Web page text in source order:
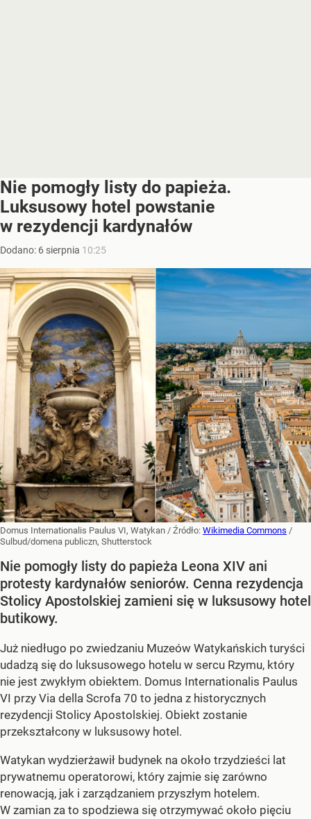
Nie pomogły listy do papieża.
Luksusowy hotel powstanie
w rezydencji kardynałów
Dodano: 6 sierpnia 10:25
Domus Internationalis Paulus VI, Watykan / Źródło: Wikimedia Commons /
Sulbud/domena publiczn, Shutterstock
Nie pomogły listy do papieża Leona XIV ani
protesty kardynałów seniorów. Cenna rezydencja
Stolicy Apostolskiej zamieni się w luksusowy hotel
butikowy.
Już niedługo po zwiedzaniu Muzeów Watykańskich turyści
udadzą się do luksusowego hotelu w sercu Rzymu, który
nie jest zwykłym obiektem. Domus Internationalis Paulus
VI przy Via della Scrofa 70 to jedna z historycznych
rezydencji Stolicy Apostolskiej. Obiekt zostanie
przekształcony w luksusowy hotel.
Watykan wydzierżawił budynek na około trzydzieści lat
prywatnemu operatorowi, który zajmie się zarówno
renowacją, jak i zarządzaniem przyszłym hotelem.
W zamian za to spodziewa się otrzymywać około pięciu